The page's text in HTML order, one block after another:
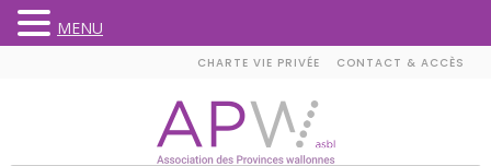
CHARTE VIE PRIVÉE CONTACT & ACCÈS
MENU